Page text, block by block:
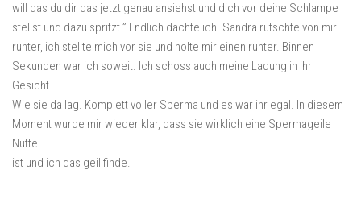
will das du dir das jetzt genau ansiehst und dich vor deine Schlampe
stellst und dazu spritzt.” Endlich dachte ich. Sandra rutschte von mir
runter, ich stellte mich vor sie und holte mir einen runter. Binnen
Sekunden war ich soweit. Ich schoss auch meine Ladung in ihr
Gesicht.
Wie sie da lag. Komplett voller Sperma und es war ihr egal. In diesem
Moment wurde mir wieder klar, dass sie wirklich eine Spermageile
Nutte
ist und ich das geil finde.